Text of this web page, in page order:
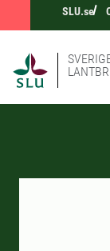
SLU.se